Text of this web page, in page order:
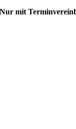
Nur mit